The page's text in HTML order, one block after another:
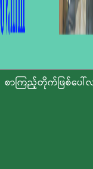
စာကြည့်တိုက်ဖြစ်ပေါ်